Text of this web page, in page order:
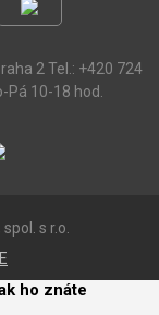
2 Tel.: +420 724
Pá 10-18 hod.
s r.o.
ho znáte